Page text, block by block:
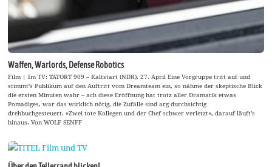
Waffen, Warlords, Defense Robotics
Film | Im TV: TATORT 909 – Kaltstart (NDR), 27. April Eine Vorgruppe tritt auf und
stimmt’s Publikum auf den Auftritt vom Dreamteam ein, so nähme der skeptische Blick
die ersten Minuten wahr – ach diese Eröffnung hat trotz aller Dramatik etwas
Pomadiges, war das wirklich nötig, die Zufälle sind arg durchsichtig
drehbuchgesteuert. »Zwei tote Kollegen und der Chef schwer verletzt«, darauf läuft’s
hinaus. Von WOLF SENFF